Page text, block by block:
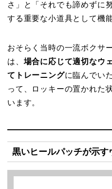
さ」と「それでも諦めずに
する重要な小道具として機
おそらく当時の一流ボクサ
は、 場合に応じて適切なウ
てトレーニングに臨んでい
って、ロッキーの置かれた
います。
黒いヒールパッチが示す